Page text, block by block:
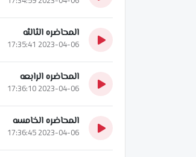
المحاضره الثالثه
2023-04-06 17:35:41
المحاضره الرابعه
2023-04-06 17:36:10
المحاضره الخامسه
2023-04-06 17:36:45